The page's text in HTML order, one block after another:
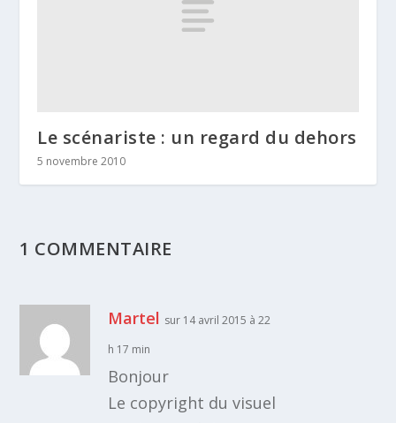
Le scénariste : un regard du dehors
5 novembre 2010
1 COMMENTAIRE
Martel sur 14 avril 2015 à 22
h 17 min
Bonjour
Le copyright du visuel